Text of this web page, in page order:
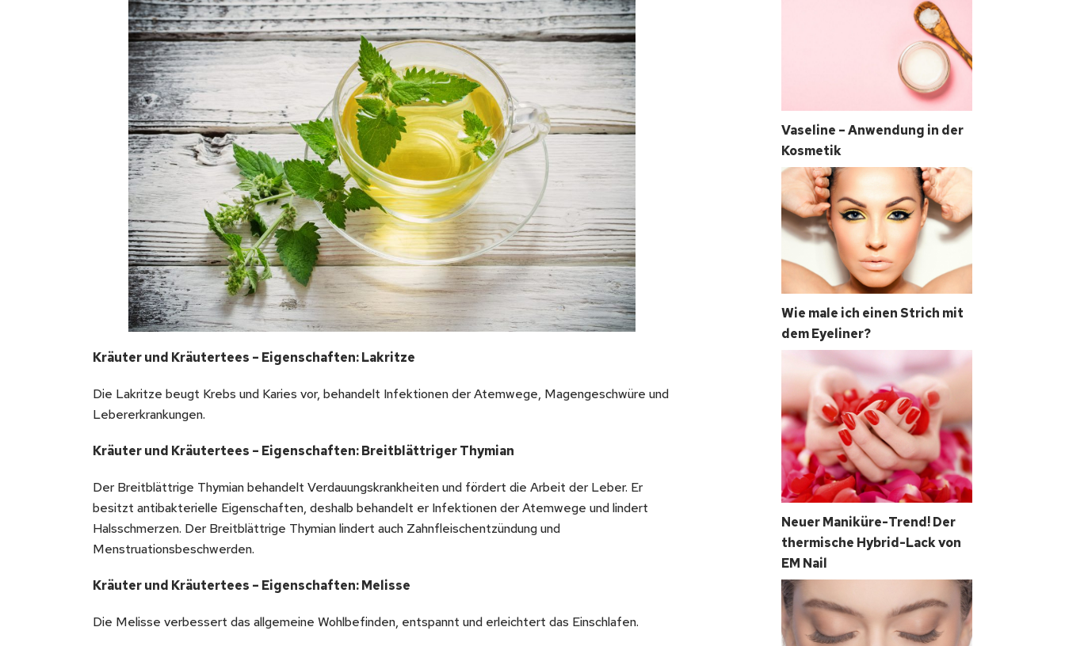
Kräuter und Kräutertees – Eigenschaften: Lakritze
Die Lakritze beugt Krebs und Karies vor, behandelt Infektionen der Atemwege, Magengeschwüre und
Lebererkrankungen.
Kräuter und Kräutertees – Eigenschaften: Breitblättriger Thymian
Der Breitblättrige Thymian behandelt Verdauungskrankheiten und fördert die Arbeit der Leber. Er
besitzt antibakterielle Eigenschaften, deshalb behandelt er Infektionen der Atemwege und lindert
Halsschmerzen. Der Breitblättrige Thymian lindert auch Zahnfleischentzündung und
Menstruationsbeschwerden.
Kräuter und Kräutertees – Eigenschaften: Melisse
Die Melisse verbessert das allgemeine Wohlbefinden, entspannt und erleichtert das Einschlafen.
Vaseline – Anwendung in der
Kosmetik
Wie male ich einen Strich mit
dem Eyeliner?
Neuer Maniküre-Trend! Der
thermische Hybrid-Lack von
EM Nail